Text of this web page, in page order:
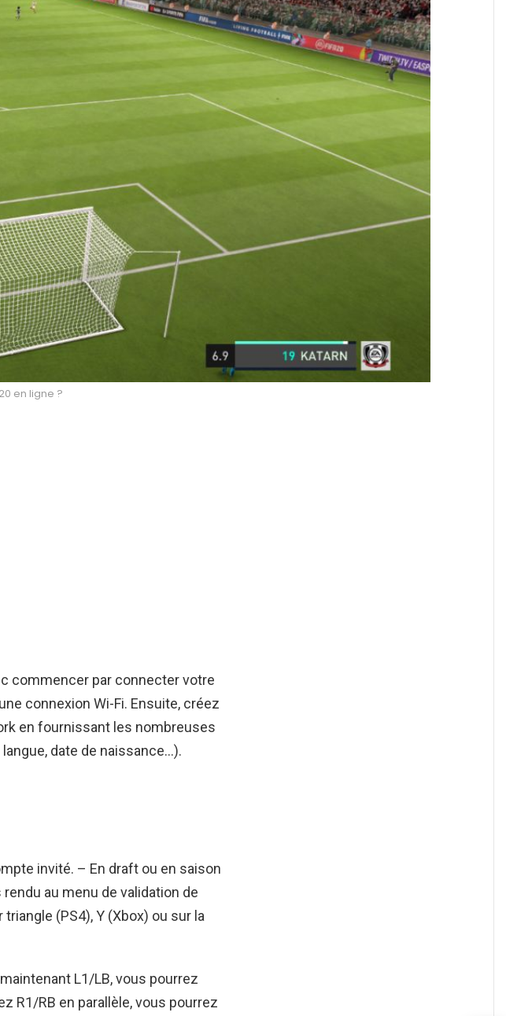
en ligne ?
commencer par connecter votre
connexion Wi-Fi. Ensuite, créez
en fournissant les nombreuses
date de naissance…).
invité. – En draft ou en saison
au menu de validation de
(PS4), Y (Xbox) ou sur la
L1/LB, vous pourrez
R1/RB en parallèle, vous pourrez